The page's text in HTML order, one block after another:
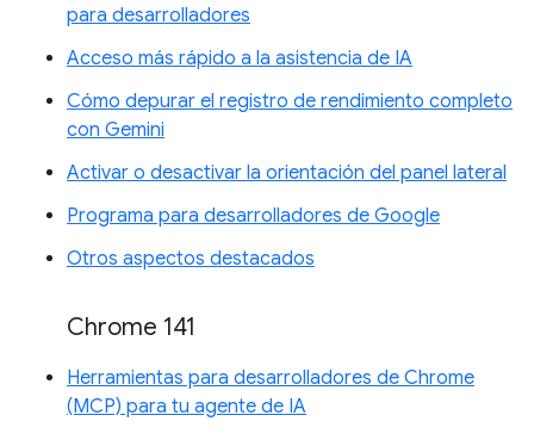
para desarrolladores
Acceso más rápido a la asistencia de IA
Cómo depurar el registro de rendimiento completo
con Gemini
Activar o desactivar la orientación del panel lateral
Programa para desarrolladores de Google
Otros aspectos destacados
Chrome 141
Herramientas para desarrolladores de Chrome
(MCP) para tu agente de IA